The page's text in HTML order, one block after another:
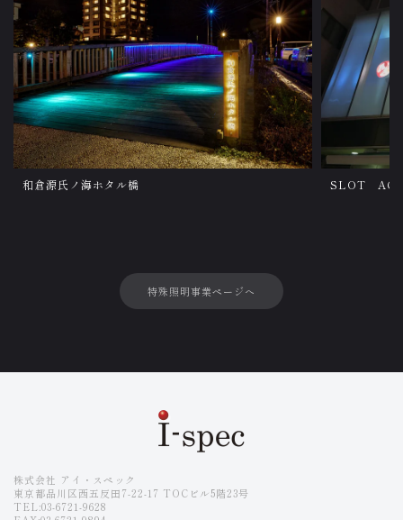
和倉源氏ノ海ホタル橋 SLOT
特殊照明事業ページへ
株式会社 アイ・スペック
東京都品川区西五反田7-22-17 TOCビル5階23号
TEL:03-6721-9628